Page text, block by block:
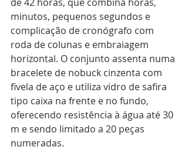
minutos, pequenos segundos e
complicação de cronógrafo com
roda de colunas e embraiagem
horizontal. O conjunto assenta numa
bracelete de nobuck cinzenta com
fivela de aço e utiliza vidro de safira
tipo caixa na frente e no fundo,
oferecendo resistência à água até 30
m e sendo limitado a 20 peças
numeradas.